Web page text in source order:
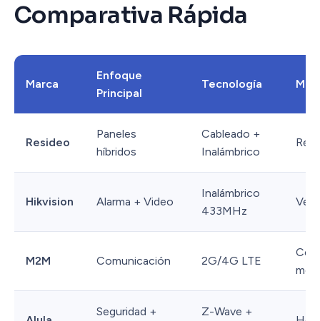
Comparativa Rápida
Marca
Enfoque
Principal
Tecnología
Resideo
Paneles
híbridos
Cableado +
Inalámbrico
Hikvision Alarma + Video
Inalámbrico
433MHz
M2M Comunicación 2G/4G LTE
Seguridad + Z-Wave +